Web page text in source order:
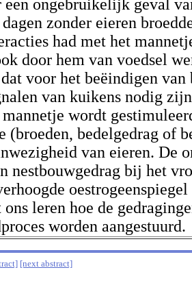
ongebruikelijk geval
zonder eieren
had met het
door hem van voedsel
voor het beëindigen van
van kuikens nodig
wordt
(broeden, bedelgedrag of
van eieren. De
nestbouwgedrag bij het
leren hoe de
worden aangestuurd.
[next abstract]